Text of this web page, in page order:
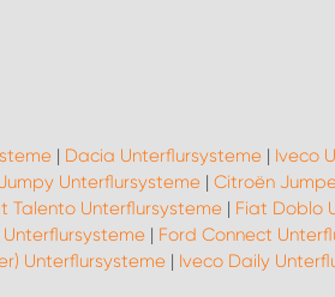
| Dacia Unterflursysteme| Iveco
Unterflursysteme| Citroën
Talento Unterflursysteme | Fiat Doblo
Unterflursysteme| Ford Connect
Unterflursysteme | Iveco Daily